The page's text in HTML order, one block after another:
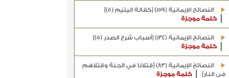
النصائح الإيمانية (159) [كفالة اليتيم (5)]
كلمة موجزة
النصائح الإيمانية (134) [أسباب شرح الصدر (5)]
كلمة موجزة
النصائح الإيمانية (83) [قتلانا في الجنة وقتلاهم
في النار]
كلمة موجزة